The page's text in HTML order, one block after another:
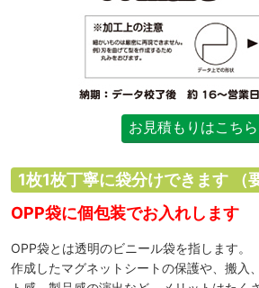
お見積もりはこちら
1枚1枚丁寧に袋分けできます
（
OPP袋に個包装でお入れします
OPP袋とは透明のビニール袋を指します。
作成したマグネットシートの保護や、搬入